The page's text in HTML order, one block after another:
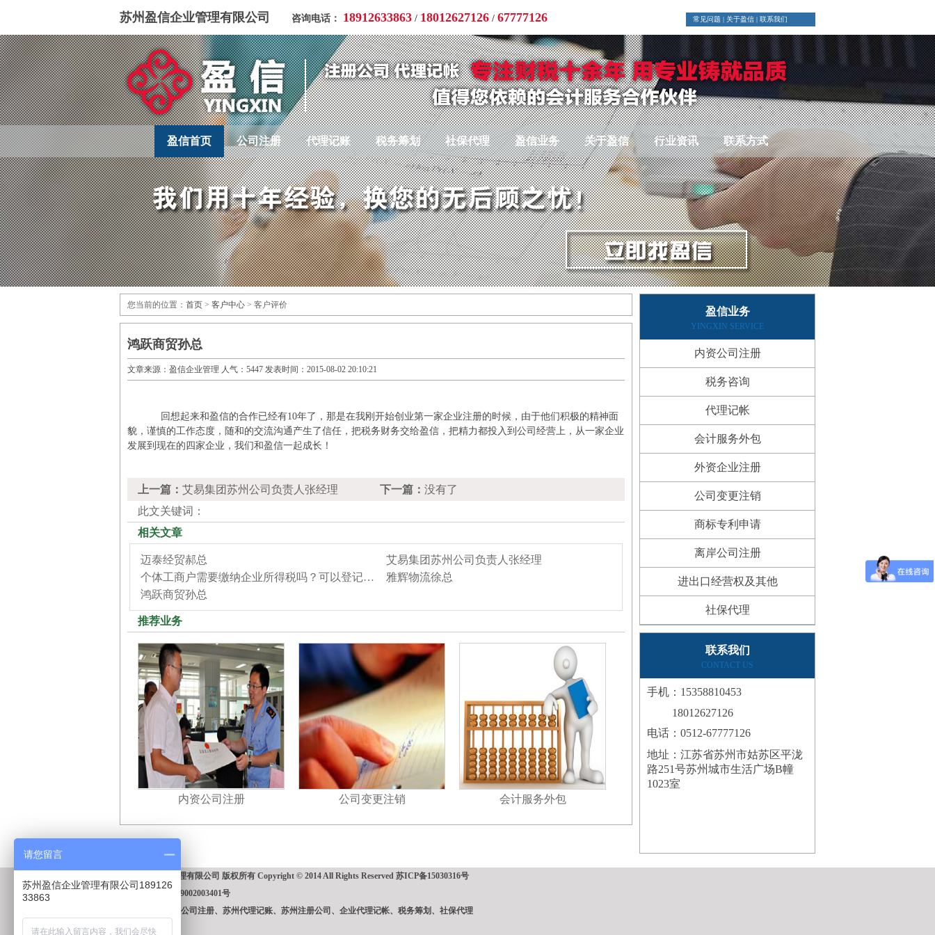
苏州盈信企业管理有限公司 咨询电话： 18912633863 / 18012627126 / 67777126 常见问题 | 关于盈信 | 联系我们
盈信首页 公司注册 代理记账 税务筹划 社保代理 盈信业务 关于盈信 行业资讯 联系方式
您当前的位置： 首页 > 客户中心 > 客户评价
鸿跃商贸孙总
文章来源： 盈信企业管理 人气：5447 发表时间：2015-08-02 20:10:21
回想起来和盈信的合作已经有10年了，那是在我刚开始创业第一家企业注册的时候，由于他们积极的精神面
貌，谨慎的工作态度，随和的交流沟通产生了信任，把税务财务交给盈信，把精力都投入到公司经营上，从一家企业
发展到现在的四家企业，我们和盈信一起成长！
上一篇： 艾易集团苏州公司负责人张经理 下一篇： 没有了
此文关键词：
相关文章
迈泰经贸郝总
艾易集团苏州公司负责人张经理
个体工商户需要缴纳企业所得税吗？可以登记…
雅辉物流徐总
鸿跃商贸孙总
推荐业务
内资公司注册 公司变更注销 会计服务外包
盈信业务
YINGXIN SERVICE
内资公司注册
税务咨询
代理记帐
会计服务外包
外资企业注册
公司变更注销
商标专利申请
离岸公司注册
进出口经营权及其他
社保代理
联系我们
CONTACT US
手机：15358810453
18012627126
电话：0512-67777126
地址： 江苏省苏州市姑苏区平泷
路251号苏州城市生活广场B幢
1023室
苏州盈信企业管理有限公司 版权所有 Copyright © 2014 All Rights Reserved 苏ICP备15030316号
苏公网安备 32059002003401号
本站关键词:苏州公司注册、苏州代理记账、苏州注册公司、企业代理记帐、税务筹划、社保代理
友情链接：
请您留言
苏州盈信企业管理有限公司189126
33863